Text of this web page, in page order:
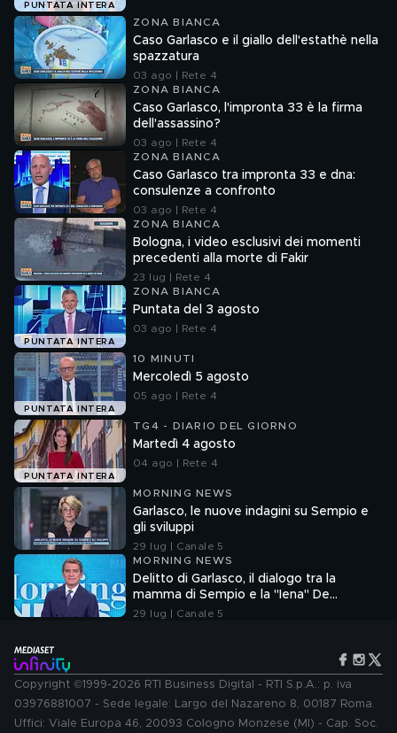
PUNTATA INTERA
ZONA BIANCA
Caso Garlasco e il giallo dell'estathè nella
spazzatura
03 ago | Rete 4
ZONA BIANCA
Caso Garlasco, l'impronta 33 è la firma
dell'assassino?
03 ago | Rete 4
ZONA BIANCA
Caso Garlasco tra impronta 33 e dna:
consulenze a confronto
03 ago | Rete 4
ZONA BIANCA
Bologna, i video esclusivi dei momenti
precedenti alla morte di Fakir
23 lug | Rete 4
PUNTATA INTERA
ZONA BIANCA
Puntata del 3 agosto
03 ago | Rete 4
PUNTATA INTERA
10 MINUTI
Mercoledì 5 agosto
05 ago | Rete 4
PUNTATA INTERA
TG4 - DIARIO DEL GIORNO
Martedì 4 agosto
04 ago | Rete 4
MORNING NEWS
Garlasco, le nuove indagini su Sempio e
gli sviluppi
29 lug | Canale 5
MORNING NEWS
Delitto di Garlasco, il dialogo tra la
mamma di Sempio e la "Iena" De
Giuseppe nel 2022
29 lug | Canale 5
Copyright ©1999-2026 RTI Business Digital - RTI S.p.A.: p. iva
03976881007 - Sede legale: Largo del Nazareno 8, 00187 Roma.
Uffici: Viale Europa 46, 20093 Cologno Monzese (MI) - Cap. Soc.